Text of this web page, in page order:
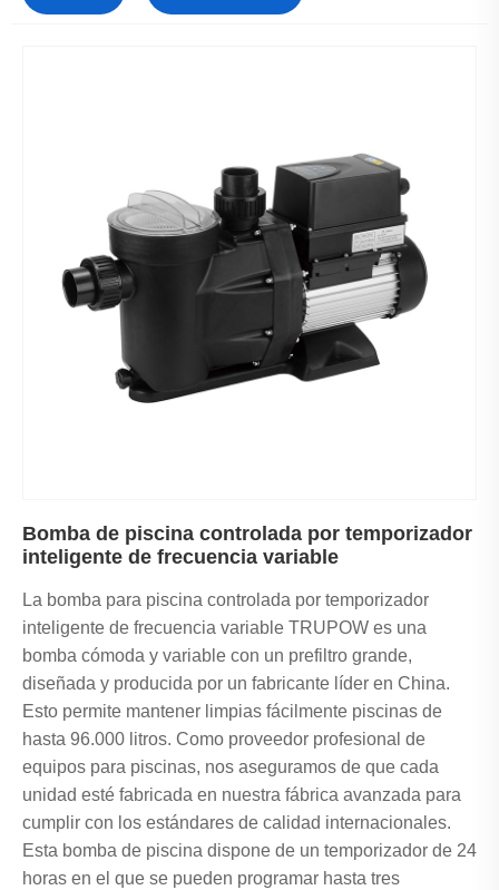
Bomba de piscina controlada por temporizador
inteligente de frecuencia variable
La bomba para piscina controlada por temporizador
inteligente de frecuencia variable TRUPOW es una
bomba cómoda y variable con un prefiltro grande,
diseñada y producida por un fabricante líder en China.
Esto permite mantener limpias fácilmente piscinas de
hasta 96.000 litros. Como proveedor profesional de
equipos para piscinas, nos aseguramos de que cada
unidad esté fabricada en nuestra fábrica avanzada para
cumplir con los estándares de calidad internacionales.
Esta bomba de piscina dispone de un temporizador de 24
horas en el que se pueden programar hasta tres